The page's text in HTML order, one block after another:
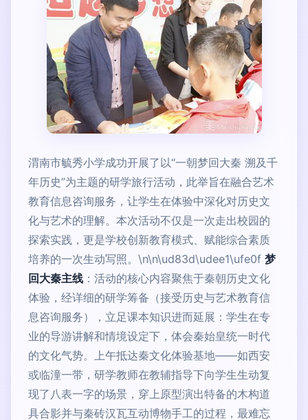
渭南市毓秀小学成功开展了以“一朝梦回大秦 溯及千
年历史”为主题的研学旅行活动，此举旨在融合艺术
教育信息咨询服务，让学生在体验中深化对历史文
化与艺术的理解。本次活动不仅是一次走出校园的
探索实践，更是学校创新教育模式、赋能综合素质
培养的一次生动写照。\n\n\ud83d\udee1\ufe0f 梦
回大秦主线 ：活动的核心内容聚焦于秦朝历史文化
体验，经详细的研学筹备（接受历史与艺术教育信
息咨询服务），立足课本知识进而延展：学生在专
业的导游讲解和情境设定下，体会秦始皇统一时代
的文化气势。上午抵达秦文化体验基地——如西安
或临潼一带，研学教师在教辅指导下向学生生动复
现了八表一字的场景，穿上原型演出特备的木构道
具合影并与秦砖汉瓦互动博物手工的过程，最难忘